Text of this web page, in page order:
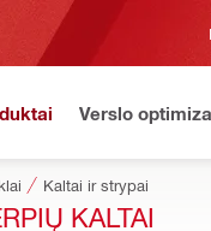
Verslo
Kaltai ir strypai
KALTAI